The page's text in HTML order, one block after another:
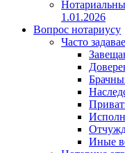
1.01.2026
Вопрос нотариусу
Часто
Иные